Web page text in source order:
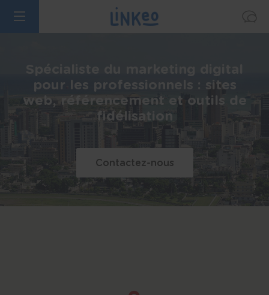
pour les professionnels : sites
web, référencement et outils de
fidélisation
Contactez-nous